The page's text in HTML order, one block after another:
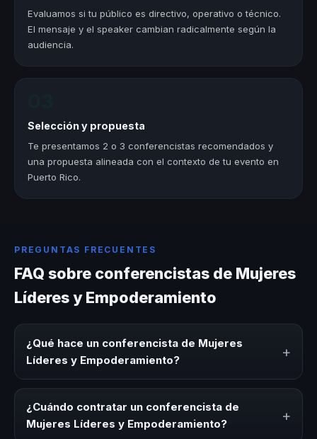
Evaluamos si tu público es directivo, operativo o técnico.
El mensaje y el speaker cambian radicalmente según la
audiencia.
Selección y propuesta
Te presentamos 2 o 3 conferencistas recomendados y
una propuesta alineada con el contexto de tu evento en
Puerto Rico.
PREGUNTAS FRECUENTES
FAQ sobre conferencistas de Mujeres
Líderes y Empoderamiento
¿Qué hace un conferencista de Mujeres
Líderes y Empoderamiento?
+
es un experto que comparte conocimiento, estrategias y
experiencias sobre este tema en eventos corporativos,
convenciones y seminarios. Su objetivo es generar
¿Cuándo contratar un conferencista de
Mujeres Líderes y Empoderamiento?
+